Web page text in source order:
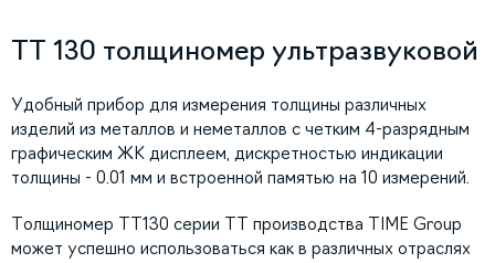
TT 130 толщиномер ультразвуковой
Удобный прибор для измерения толщины различных
изделий из металлов и неметаллов с четким 4-разрядным
графическим ЖК дисплеем, дискретностью индикации
толщины - 0.01 мм и встроенной памятью на 10 измерений.
Толщиномер TT130 серии TT производства TIME Group
может успешно использоваться как в различных отраслях